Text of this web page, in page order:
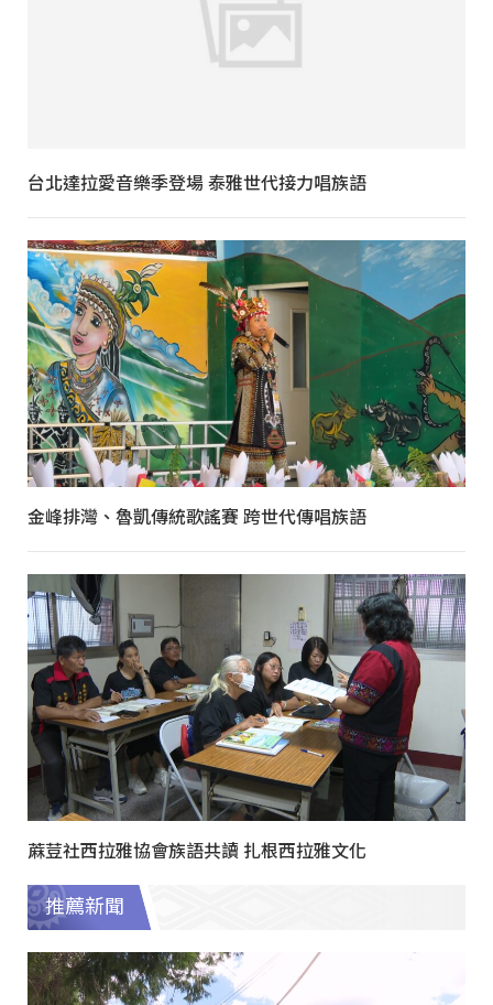
台北達拉愛音樂季登場 泰雅世代接力唱族語
金峰排灣、魯凱傳統歌謠賽 跨世代傳唱族語
蔴荳社西拉雅協會族語共讀 扎根西拉雅文化
推薦新聞